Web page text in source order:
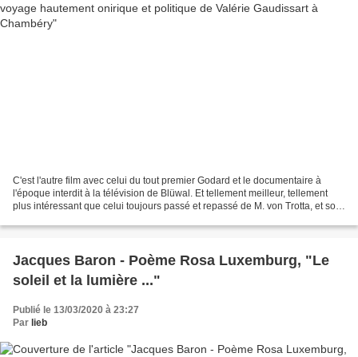
C'est l'autre film avec celui du tout premier Godard et le documentaire à
l'époque interdit à la télévision de Blüwal. Et tellement meilleur, tellement
plus intéressant que celui toujours passé et repassé de M. von Trotta, et son
Jacques Baron - Poème Rosa Luxemburg, "Le
soleil et la lumière ..."
Publié le 13/03/2020 à 23:27
Par lieb